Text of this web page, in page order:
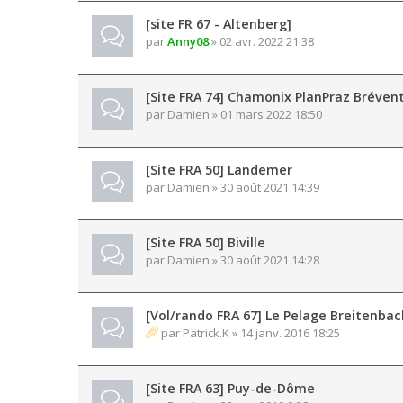
[site FR 67 - Altenberg]
parAnny08» 02 avr. 2022 21:38
[Site FRA 74] Chamonix PlanPraz Brévent
par Damien » 01 mars 2022 18:50
[Site FRA 50] Landemer
par Damien » 30 août 2021 14:39
[Site FRA 50] Biville
par Damien » 30 août 2021 14:28
[Vol/rando FRA 67] Le Pelage
par Patrick.K» 14 janv. 2016 18:25
[Site FRA 63] Puy-de-Dôme